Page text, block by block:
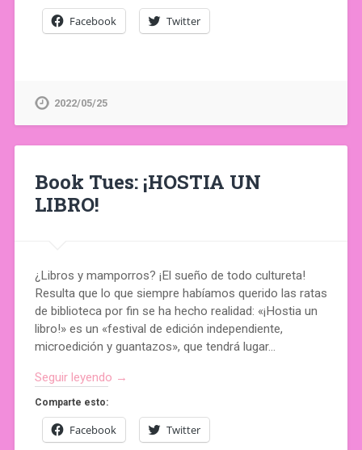
Facebook Twitter
2022/05/25
Book Tues: ¡HOSTIA UN
LIBRO!
¿Libros y mamporros? ¡El sueño de todo cultureta!
Resulta que lo que siempre habíamos querido las ratas
de biblioteca por fin se ha hecho realidad: «¡Hostia un
libro!» es un «festival de edición independiente,
microedición y guantazos», que tendrá lugar…
Seguir leyendo →
Comparte esto:
Facebook Twitter